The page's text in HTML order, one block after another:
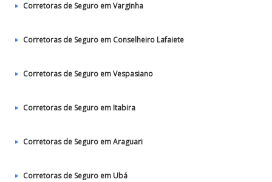
Corretoras de Seguro em Varginha
Corretoras de Seguro em Conselheiro Lafaiete
Corretoras de Seguro em Vespasiano
Corretoras de Seguro em Itabira
Corretoras de Seguro em Araguari
Corretoras de Seguro em Ubá